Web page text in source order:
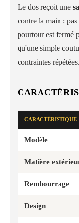
Le dos reçoit une
contre la main :
pourtour est fermé
qu'une simple
contraintes répétées.
CARACTÉRISTIQUE
Modèle
Matière
Rembourrage
Design